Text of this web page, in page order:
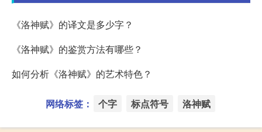
《洛神赋》的译文是多少字？
《洛神赋》的鉴赏方法有哪些？
如何分析《洛神赋》的艺术特色？
网络标签： 个字 标点符号 洛神赋